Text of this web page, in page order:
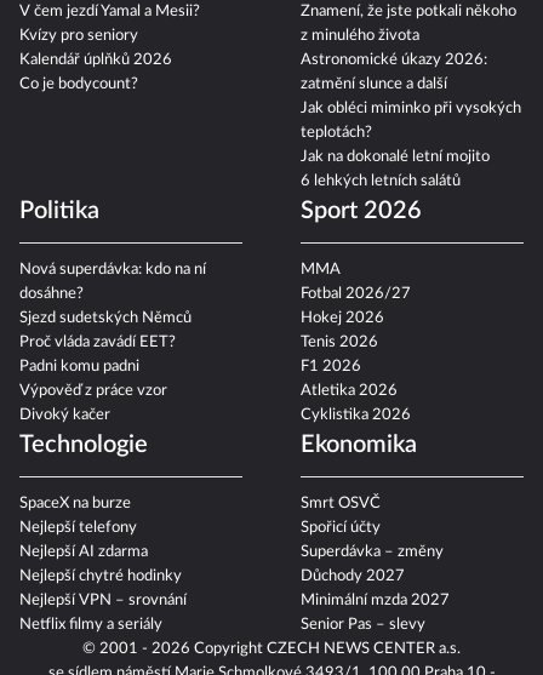
© 2001 - 2026 Copyright CZECH NEWS CENTER a.s.
V čem jezdí Yamal a Mesii?
Kvízy pro seniory
Kalendář úplňků 2026
Co je bodycount?
Znamení, že jste potkali někoho
z minulého života
Astronomické úkazy 2026:
zatmění slunce a další
Jak obléci miminko při vysokých
teplotách?
Jak na dokonalé letní mojito
6 lehkých letních salátů
Politika
Nová superdávka: kdo na ní
dosáhne?
Sjezd sudetských Němců
Proč vláda zavádí EET?
Padni komu padni
Výpověď z práce vzor
Divoký kačer
Sport 2026
MMA
Fotbal 2026/27
Hokej 2026
Tenis 2026
F1 2026
Atletika 2026
Cyklistika 2026
Technologie
SpaceX na burze
Nejlepší telefony
Nejlepší AI zdarma
Nejlepší chytré hodinky
Nejlepší VPN – srovnání
Netflix filmy a seriály
Ekonomika
Smrt OSVČ
Spořicí účty
Superdávka – změny
Důchody 2027
Minimální mzda 2027
Senior Pas – slevy